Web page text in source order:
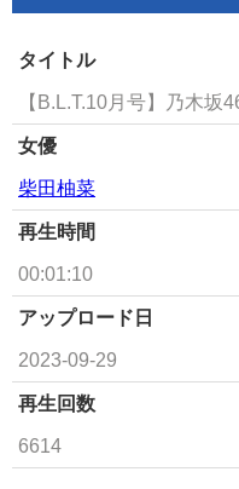
タイトル
【B.L.T.10月号】乃木坂
女優
柴田柚菜
再生時間
00:01:10
アップロード日
2023-09-29
再生回数
6614